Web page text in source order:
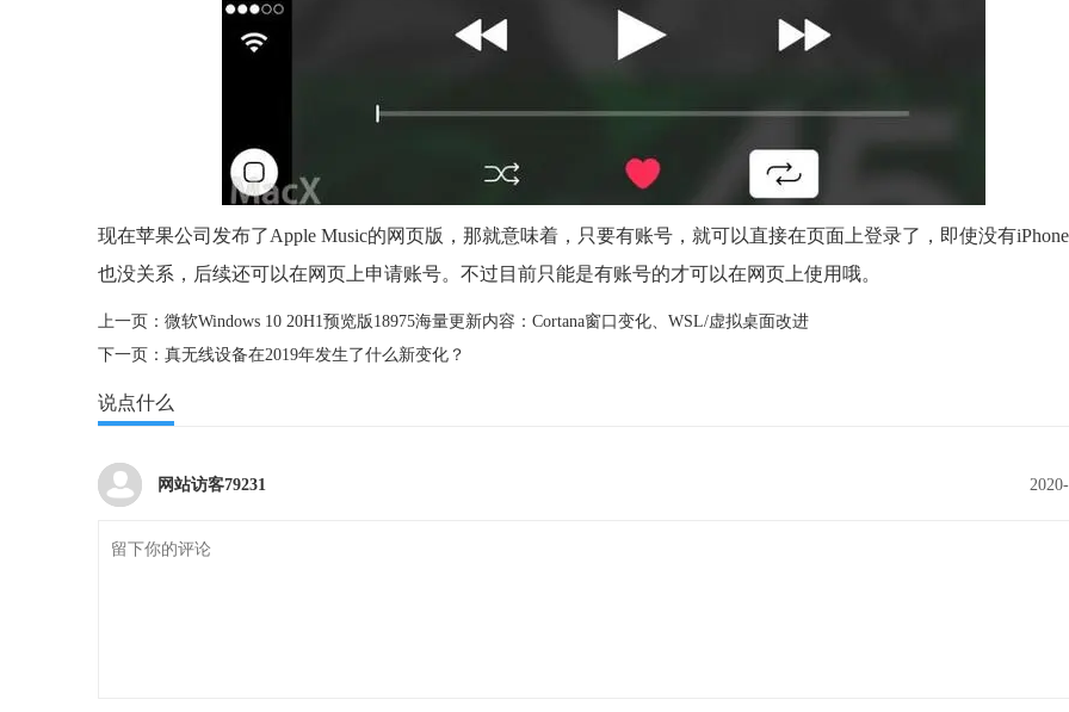
现在苹果公司发布了Apple Music的网页版，那就意味着，只要有账号，就可以直接在页面上登录了，即使没有
也没关系，后续还可以在网页上申请账号。不过目前只能是有账号的才可以在网页上使用哦。
上一页： 微软Windows 10 20H1预览版18975海量更新内容：Cortana窗口变化、WSL/虚拟桌面改进
下一页： 真无线设备在2019年发生了什么新变化？
说点什么
网站访客79231